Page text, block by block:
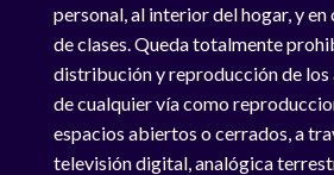
personal, al interior del hogar, y
de clases. Queda totalmente
distribución y reproducción de los
de cualquier vía como
espacios abiertos o cerrados, a
televisión digital, analógica